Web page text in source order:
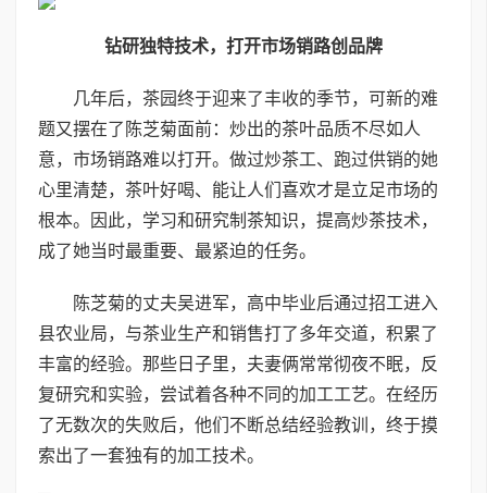
钻研独特技术，打开市场销路创品牌
几年后，茶园终于迎来了丰收的季节，可新的难
题又摆在了陈芝菊面前：炒出的茶叶品质不尽如人
意，市场销路难以打开。做过炒茶工、跑过供销的她
心里清楚，茶叶好喝、能让人们喜欢才是立足市场的
根本。因此，学习和研究制茶知识，提高炒茶技术，
成了她当时最重要、最紧迫的任务。
陈芝菊的丈夫吴进军，高中毕业后通过招工进入
县农业局，与茶业生产和销售打了多年交道，积累了
丰富的经验。那些日子里，夫妻俩常常彻夜不眠，反
复研究和实验，尝试着各种不同的加工工艺。在经历
了无数次的失败后，他们不断总结经验教训，终于摸
索出了一套独有的加工技术。